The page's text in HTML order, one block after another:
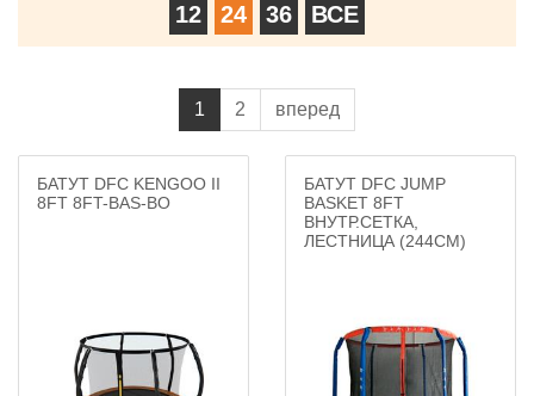
12 24 36 ВСЕ
1 2 вперед
БАТУТ DFC KENGOO II
8FT 8FT-BAS-BO
БАТУТ DFC JUMP
BASKET 8FT
ВНУТР.СЕТКА,
ЛЕСТНИЦА (244CМ)